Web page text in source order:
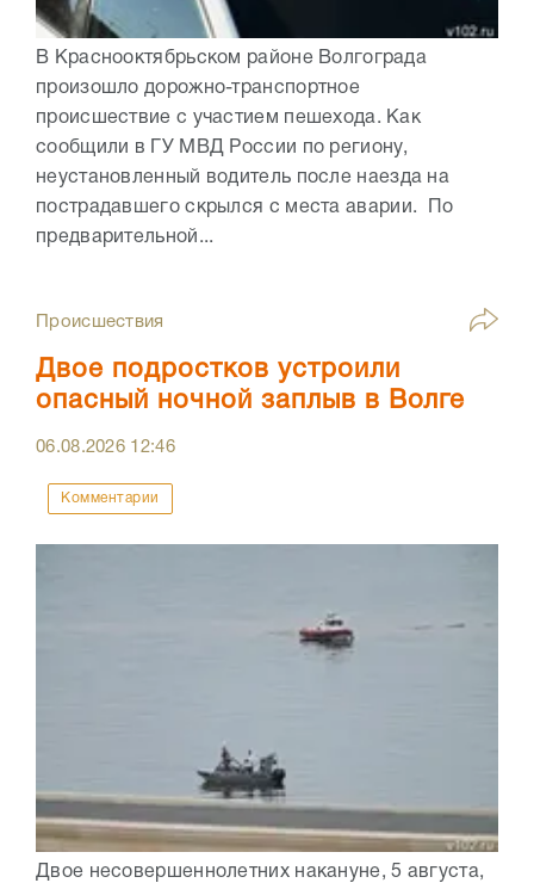
В Краснооктябрьском районе Волгограда
произошло дорожно-транспортное
происшествие с участием пешехода. Как
сообщили в ГУ МВД России по региону,
неустановленный водитель после наезда на
пострадавшего скрылся с места аварии. По
предварительной...
Происшествия
Двое подростков устроили
опасный ночной заплыв в Волге
06.08.2026 12:46
Комментарии
Двое несовершеннолетних накануне, 5 августа,